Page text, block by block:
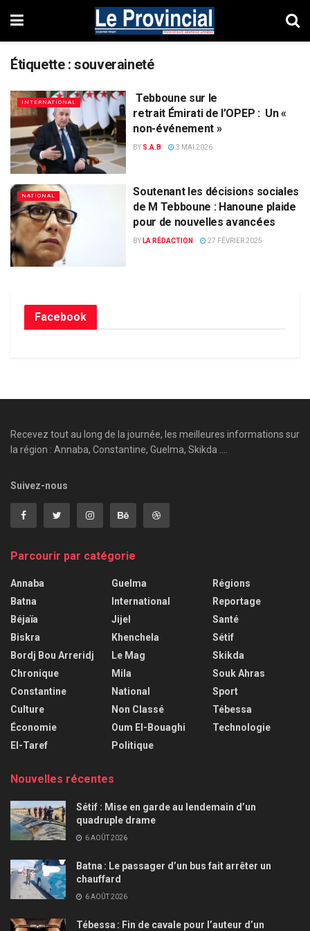
Étiquette :souveraineté
INTERNATIONAL
Tebboune sur le
retrait Émirati de l’OPEP : Un «
non-événement »
BY S.A.B 3 MAI 2026
NATIONAL
Soutenant les décisions sociales
de M Tebboune : Hanoune plaide
pour de nouvelles avancées
BY LA RÉDACTION 27 FÉVRIER 2025
Facebook
Recevez tout au long de la journée, les meilleures informations sur
la région : Annaba, Constantine, Guelma, Skikda ....
Suivez-nous
Parcourir par catégorie
Annaba
Batna
Béjaïa
Biskra
Bordj Bou Arreridj
Chronique
Constantine
Culture
Économie
El-Taref
Guelma
International
Jijel
Khenchela
Le Mag
Mila
National
Non Classé
Oum El-Bouaghi
Politique
Régions
Reportage
Santé
Sétif
Skikda
Souk Ahras
Sport
Tébessa
Technologie
Nouvelles récentes
Sétif : Mise en garde au lendemain d’un
quadruple drame
6 AOÛT 2026
Batna : Le passager d’un bus fait arrêter un
chauffard
6 AOÛT 2026
Tébessa : Fin de cavale pour l’auteur d’un